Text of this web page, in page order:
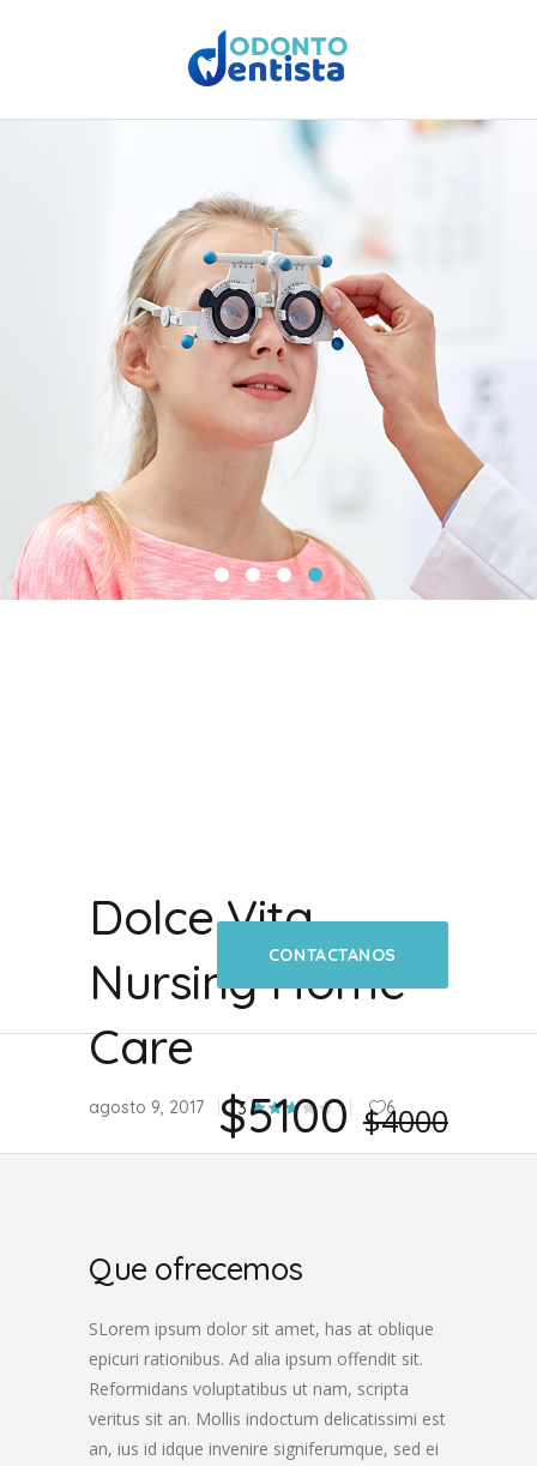
Dolce Vita
Nursing Home
Care
agosto 9, 2017 3 6
CONTACTANOS
$5100 $4000
Que ofrecemos
SLorem ipsum dolor sit amet, has at oblique
epicuri rationibus. Ad alia ipsum offendit sit.
Reformidans voluptatibus ut nam, scripta
veritus sit an. Mollis indoctum delicatissimi est
an, ius id idque invenire signiferumque, sed ei